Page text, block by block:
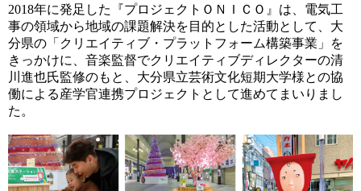
2018年に発足した『プロジェクトＯＮＩＣＯ』は、電気工
事の領域から地域の課題解決を目的とした活動として、大
分県の「クリエイティブ・プラットフォーム構築事業」を
きっかけに、音楽監督でクリエイティブディレクターの清
川進也氏監修のもと、大分県立芸術文化短期大学様との協
働による産学官連携プロジェクトとして進めてまいりまし
た。